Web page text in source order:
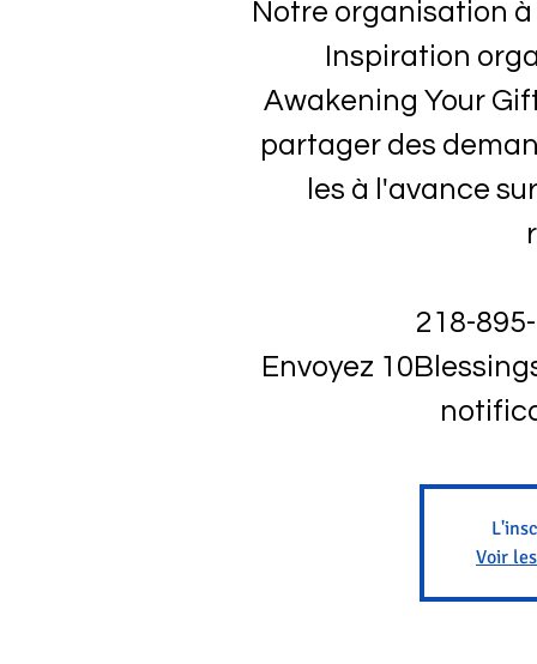
Notre organisation
Inspiration
Awakening Your
partager des
les à l'avance
218-
Envoyez
Voir